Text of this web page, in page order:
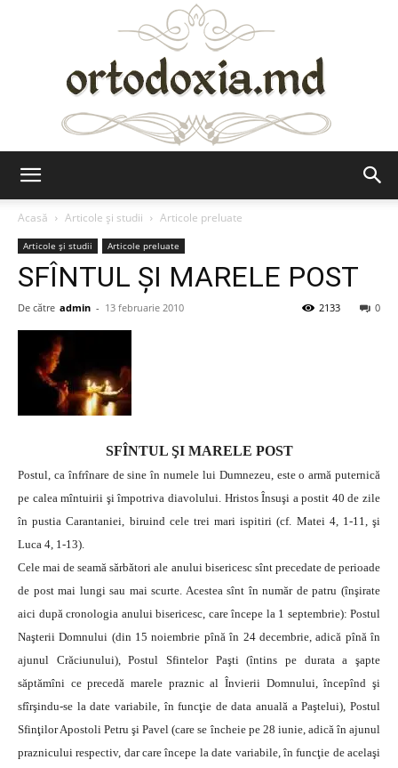
Acasă
Articole şi studii Articole preluate
Articole şi studii Articole preluate
SFÎNTUL ŞI MARELE POST
De către admin - 13 februarie 2010 0
2133
SFÎNTUL ŞI MARELE POST
Postul, ca înfrînare de sine în numele lui Dumnezeu, este o armă puternică
pe calea mîntuirii şi împotriva diavolului. Hristos Însuşi a postit 40 de zile
în pustia Carantaniei, biruind cele trei mari ispitiri (cf. Matei 4, 1-11, şi
Luca 4, 1-13).
Cele mai de seamă sărbători ale anului bisericesc sînt precedate de perioade
de post mai lungi sau mai scurte. Acestea sînt în număr de patru (înşirate
aici după cronologia anului bisericesc, care începe la 1 septembrie): Postul
Naşterii Domnului (din 15 noiembrie pînă în 24 decembrie, adică pînă în
ajunul Crăciunului), Postul Sfintelor Paşti (întins pe durata a şapte
săptămîni ce precedă marele praznic al Învierii Domnului, începînd şi
sfîrşindu-se la date variabile, în funcţie de data anuală a Paştelui), Postul
Sfinţilor Apostoli Petru şi Pavel (care se încheie pe 28 iunie, adică în ajunul
praznicului respectiv, dar care începe la date variabile, în funcţie de acelaşi